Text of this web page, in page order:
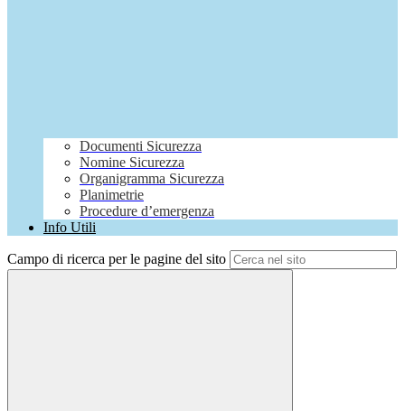
Documenti Sicurezza
Nomine Sicurezza
Organigramma Sicurezza
Planimetrie
Procedure d’emergenza
Info Utili
Campo di ricerca per le pagine del sito